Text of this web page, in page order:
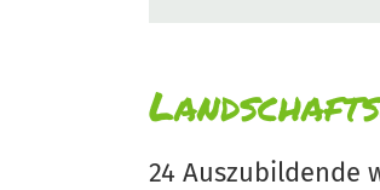
24 Auszubildende